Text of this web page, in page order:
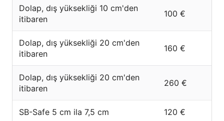
Dolap, dış yüksekliği 10 cm'den
itibaren
100 €
Dolap, dış yüksekliği 20 cm'den
itibaren
160 €
Dolap, dış yüksekliği 20 cm'den
itibaren
260 €
SB-Safe 5 cm ila 7,5 cm 120 €